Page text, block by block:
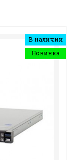
В наличии
Новинка